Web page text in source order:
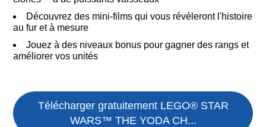
Découvrez des mini-films qui vous révéleront l'histoire
au fur et à mesure
Jouez à des niveaux bonus pour gagner des rangs et
améliorer vos unités
Télécharger gratuitement LEGO® STAR
WARS™ THE YODA CH...